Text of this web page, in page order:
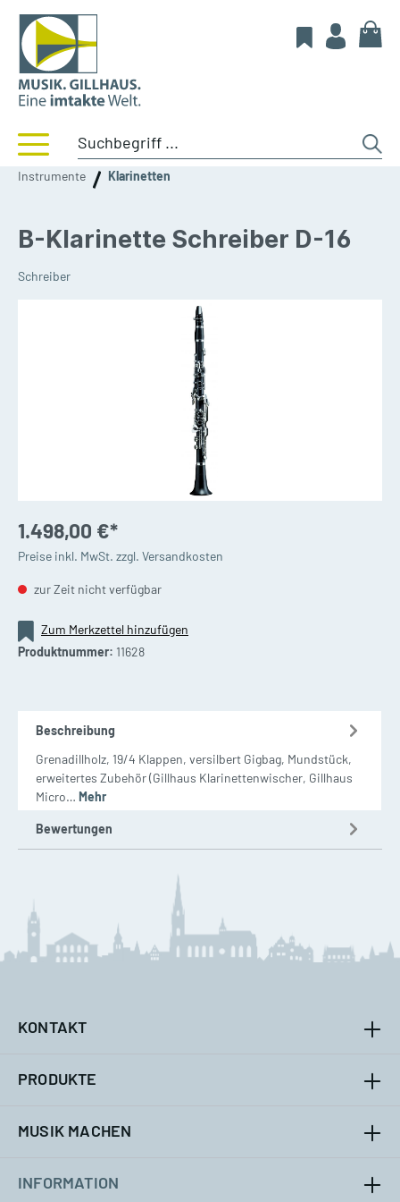
Instrumente Klarinetten
B-Klarinette Schreiber D-16
Schreiber
1.498,00 €*
Preise inkl. MwSt. zzgl. Versandkosten
zur Zeit nicht verfügbar
Zum Merkzettel hinzufügen
Produktnummer: 11628
Beschreibung
Grenadillholz, 19/4 Klappen, versilbert Gigbag, Mundstück,
erweitertes Zubehör (Gillhaus Klarinettenwischer, Gillhaus
Micro… Mehr
Bewertungen
KONTAKT
PRODUKTE
MUSIK MACHEN
INFORMATION